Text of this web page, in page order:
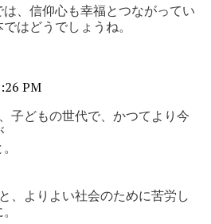
、信仰心も幸福とつながってい
はどうでしょうね。
PM
子どもの世代で、かつてより今
、よりよい社会のために苦労し